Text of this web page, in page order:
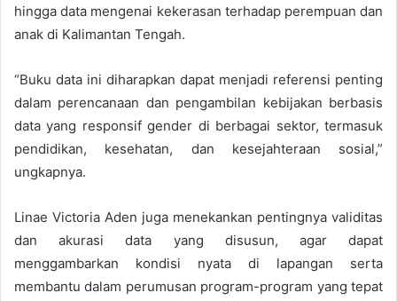
hingga data mengenai kekerasan terhadap perempuan dan
anak di Kalimantan Tengah.
“Buku data ini diharapkan dapat menjadi referensi penting
dalam perencanaan dan pengambilan kebijakan berbasis
data yang responsif gender di berbagai sektor, termasuk
pendidikan, kesehatan, dan kesejahteraan sosial,”
ungkapnya.
Linae Victoria Aden juga menekankan pentingnya validitas
dan akurasi data yang disusun, agar dapat
menggambarkan kondisi nyata di lapangan serta
membantu dalam perumusan program-program yang tepat